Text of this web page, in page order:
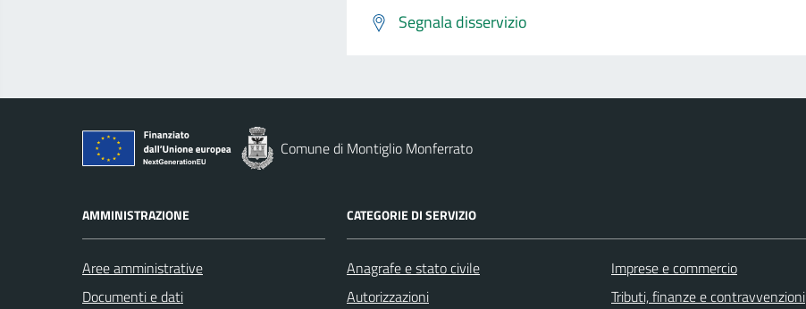
Segnala disservizio
Comune di Montiglio Monferrato
AMMINISTRAZIONE
Aree amministrative
Documenti e dati
CATEGORIE DI SERVIZIO
Anagrafe e stato civile
Autorizzazioni
Imprese e commercio
Tributi, finanze e contravvenzioni